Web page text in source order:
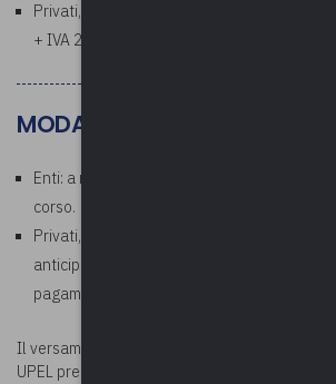
Privati, aziende, studi professionali: € 61,00
+ IVA 22%)
MODALITÀ DI PAGAMENTO
Enti: a ricezione della fattura che verrà
corso.
Privati, aziende, studi professionali:
anticipato. In fase di iscrizione corso,
pagamento.
Il versamento della quota potrà essere
UPEL presso BPER BANCA – Via Vittorio